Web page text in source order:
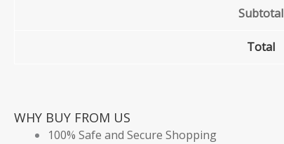
Subtotal
Total
WHY BUY FROM US
100% Safe and Secure Shopping